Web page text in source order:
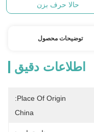
حالا حرف بزن
توضیحات محصول
اطلاعات دقیق
Place Of Origin:
China